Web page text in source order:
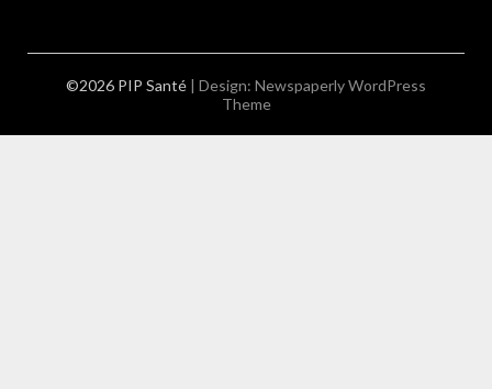
©2026 PIP Santé | Design: Newspaperly WordPress
Theme